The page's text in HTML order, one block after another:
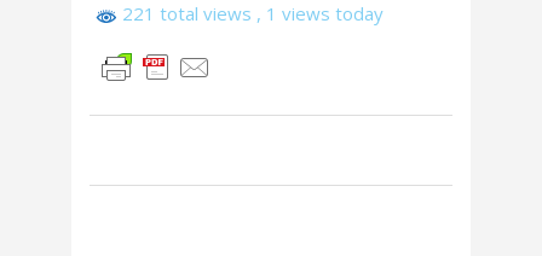
221 total views , 1 views today